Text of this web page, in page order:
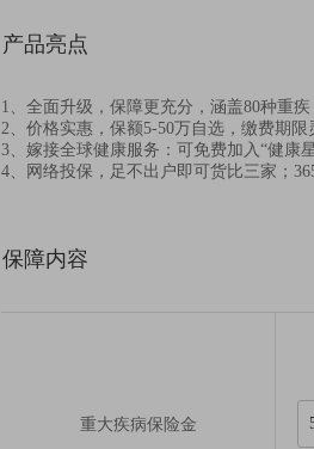
产品亮点
1、全面升级，保障更充分，涵盖80种重
2、价格实惠，保额5-50万自选，缴费期限
3、嫁接全球健康服务：可免费加入“健康
4、网络投保，足不出户即可货比三家；
保障内容
重大疾病保险金